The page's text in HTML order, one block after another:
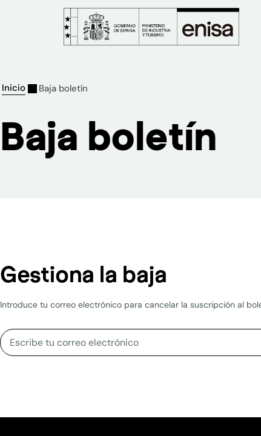
Inicio Baja boletín
Baja boletín
Gestiona la baja
Introduce tu correo electrónico para cancelar la suscripción al
Sitio web
Correo electrónico